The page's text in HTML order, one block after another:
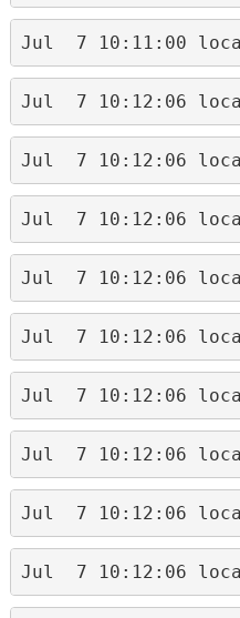
Jul  7 10:11:00
Jul  7 10:12:06
Jul  7 10:12:06
Jul  7 10:12:06
Jul  7 10:12:06
Jul  7 10:12:06
Jul  7 10:12:06
Jul  7 10:12:06
Jul  7 10:12:06
Jul  7 10:12:06